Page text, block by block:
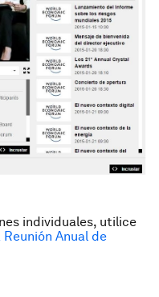
individuales, utilice
Anual de